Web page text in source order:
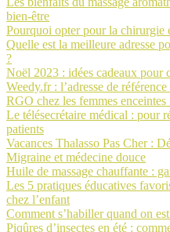
bien-être
Pourquoi opter pour la chirurgie
Quelle est la meilleure adresse
?
Noël 2023 : idées cadeaux pour
Weedy.fr : l’adresse de
RGO chez les femmes
Le télésecrétaire médical : pour
patients
Vacances Thalasso Pas Cher :
Migraine et médecine douce
Huile de massage chauffante :
Les 5 pratiques éducatives
chez l’enfant
Comment s’habiller quand on
Piqûres d’insectes en été :